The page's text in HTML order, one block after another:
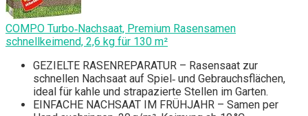
COMPO Turbo‑Nachsaat, Premium Rasensamen
schnellkeimend, 2,6 kg für 130 m²
GEZIELTE RASENREPARATUR – Rasensaat zur
schnellen Nachsaat auf Spiel‑ und Gebrauchsflächen,
ideal für kahle und strapazierte Stellen im Garten.
EINFACHE NACHSAAT IM FRÜHJAHR – Samen per